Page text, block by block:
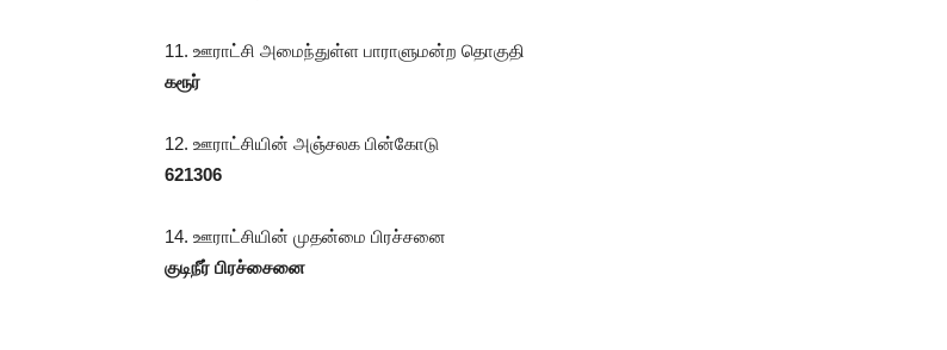
11. ஊராட்சி அமைந்துள்ள பாராளுமன்ற தொகுதி
கரூர்
12. ஊராட்சியின் அஞ்சலக பின்கோடு
621306
14. ஊராட்சியின் முதன்மை பிரச்சனை
குடிநீர் பிரச்சைனை